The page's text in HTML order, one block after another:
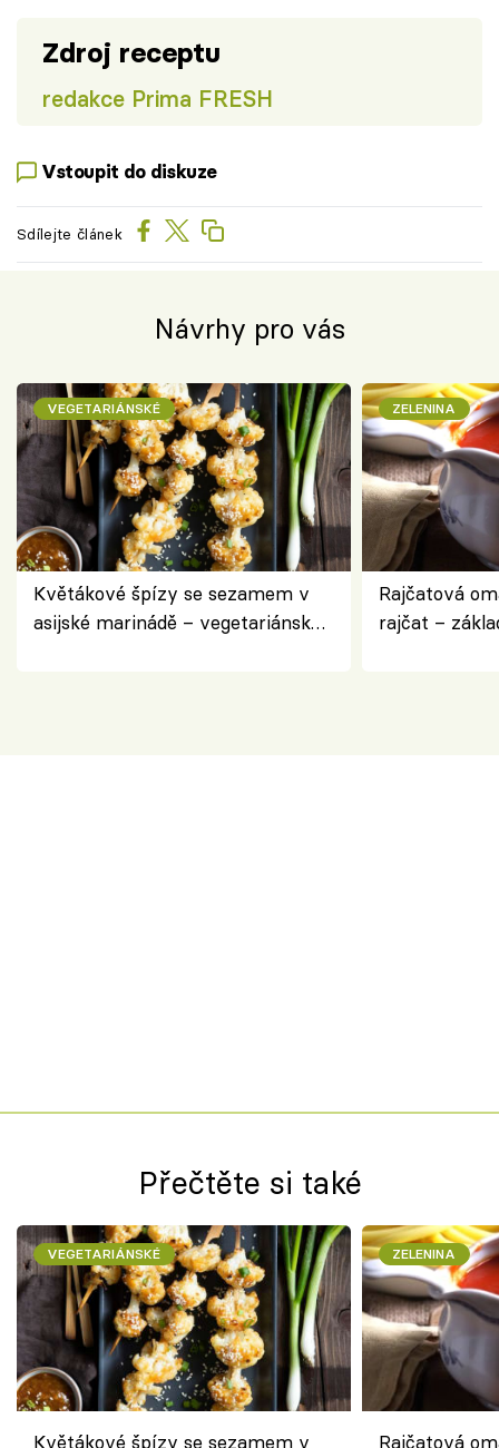
Zdroj receptu
redakce Prima FRESH
Vstoupit do diskuze
Sdílejte článek
Návrhy pro vás
VEGETARIÁNSKÉ
Květákové špízy se sezamem v
asijské marinádě – vegetariánská
ZELENINA
Rajčatová
rajčat –
Přečtěte si také
VEGETARIÁNSKÉ
Květákové špízy se sezamem v
ZELENINA
Rajčatová